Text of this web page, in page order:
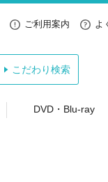
ご利用案内 よ
こだわり検索
DVD・Blu-ray